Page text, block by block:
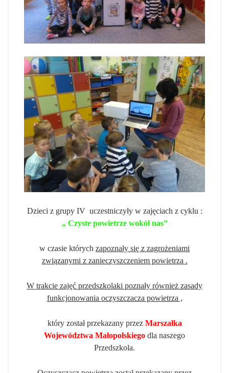
Dzieci z grupy IV uczestniczyły w zajęciach z cyklu :
„ Czyste powietrze wokół nas”
w czasie których zapoznały się z zagrożeniami
związanymi z zanieczyszczeniem powietrza .
W trakcie zajęć przedszkolaki poznały również zasady
funkcjonowania oczyszczacza powietrza ,
który został przekazany przez Marszałka
Województwa Małopolskiego dla naszego
Przedszkola.